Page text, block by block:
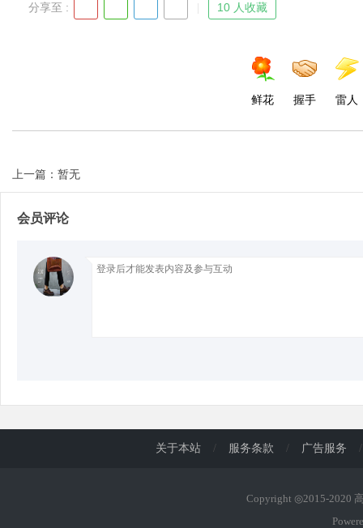
分享至 : 10 人收藏
鲜花 握手 雷人
上一篇：暂无
会员评论
关于本站 / 服务条款 / 广告服务 /
Copyright ◎2015-2020